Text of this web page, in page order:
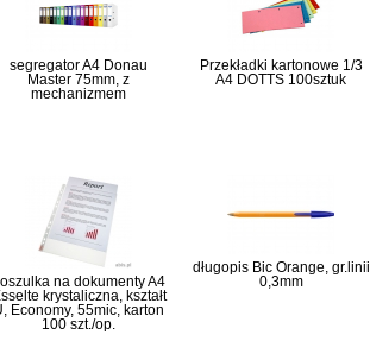
segregator A4 Donau
Master 75mm, z
mechanizmem
Przekładki kartonowe 1/3
A4 DOTTS 100sztuk
na dokumenty A4
krystaliczna, kształt
Economy, 55mic, karton
100 szt./op.
długopis Bic Orange, gr.linii
0,3mm